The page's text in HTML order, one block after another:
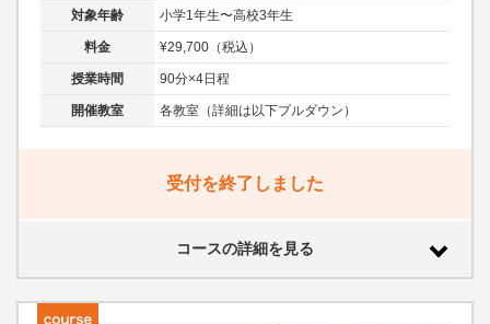
対象年齢 小学1年生〜高校3年生
料金 ¥29,700（税込）
授業時間 90分×4日程
開催教室 各教室（詳細は以下プルダウン）
受付を終了しました
コースの詳細を見る